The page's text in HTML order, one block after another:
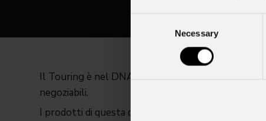
Necessary
Il Touring è nel DNA di PROLIGHTS da oltre tre
negoziabili.
I prodotti di questa categoria sono sviluppati per